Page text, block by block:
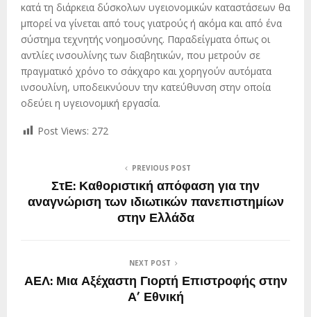
κατά τη διάρκεια δύσκολων υγειονομικών καταστάσεων θα
μπορεί να γίνεται από τους γιατρούς ή ακόμα και από ένα
σύστημα τεχνητής νοημοσύνης. Παραδείγματα όπως οι
αντλίες ινσουλίνης των διαβητικών, που μετρούν σε
πραγματικό χρόνο το σάκχαρο και χορηγούν αυτόματα
ινσουλίνη, υποδεικνύουν την κατεύθυνση στην οποία
οδεύει η υγειονομική εργασία.
Post Views: 272
PREVIOUS POST
ΣτΕ: Καθοριστική απόφαση για την
αναγνώριση των ιδιωτικών πανεπιστημίων
στην Ελλάδα
NEXT POST
ΑΕΛ: Μια Αξέχαστη Γιορτή Επιστροφής στην
Α’ Εθνική